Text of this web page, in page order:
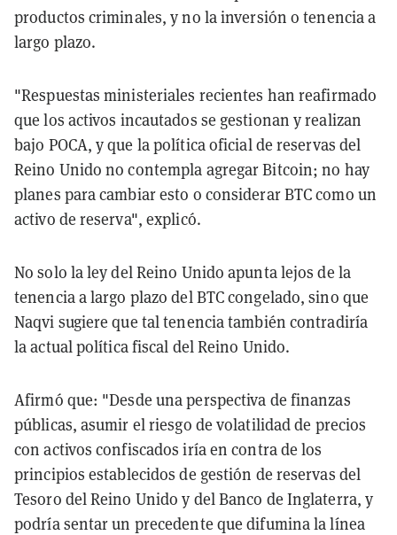
productos criminales, y no la inversión o tenencia a
largo plazo.
"Respuestas ministeriales recientes han reafirmado
que los activos incautados se gestionan y realizan
bajo POCA, y que la política oficial de reservas del
Reino Unido no contempla agregar Bitcoin; no hay
planes para cambiar esto o considerar BTC como un
activo de reserva", explicó.
No solo la ley del Reino Unido apunta lejos de la
tenencia a largo plazo del BTC congelado, sino que
Naqvi sugiere que tal tenencia también contradiría
la actual política fiscal del Reino Unido.
Afirmó que: "Desde una perspectiva de finanzas
públicas, asumir el riesgo de volatilidad de precios
con activos confiscados iría en contra de los
principios establecidos de gestión de reservas del
Tesoro del Reino Unido y del Banco de Inglaterra, y
podría sentar un precedente que difumina la línea